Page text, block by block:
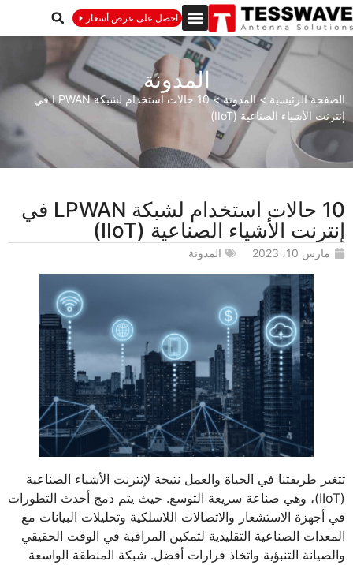
احصل على عرض أسعار
المدونة
الصفحة الرئيسية >المدونة>
10 حالات استخدام لشبكة LPWAN في
إنترنت الأشياء الصناعية (IIoT)
10 حالات استخدام لشبكة LPWAN في
إنترنت الأشياء الصناعية (IIoT)
مارس 10، 2023 المدونة
تتغير طريقتنا في الحياة والعمل نتيجة لإنترنت الأشياء الصناعية
(IIoT)، وهي صناعة سريعة التوسع. حيث يتم دمج أحدث التطورات
في أجهزة الاستشعار والاتصالات اللاسلكية وتحليلات البيانات مع
المعدات الصناعية التقليدية لتمكين المراقبة في الوقت الحقيقي
والصيانة التنبؤية واتخاذ قرارات أفضل. شبكة المنطقة الواسعة